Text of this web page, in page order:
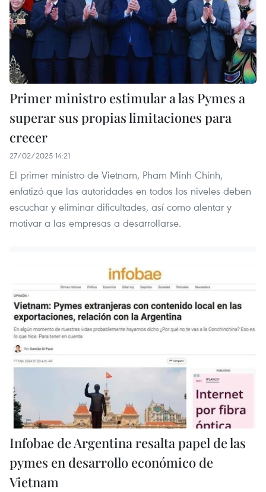
Primer ministro estimular a las Pymes a
superar sus propias limitaciones para
crecer
27/02/2025 14:21
El primer ministro de Vietnam, Pham Minh Chinh,
enfatizó que las autoridades en todos los niveles deben
escuchar y eliminar dificultades, así como alentar y
motivar a las empresas a desarrollarse.
Infobae de Argentina resalta papel de las
pymes en desarrollo económico de
Vietnam